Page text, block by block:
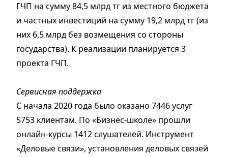
ГЧП на сумму 84,5 млрд тг из местного бюджета
и частных инвестиций на сумму 19,2 млрд тг (из
них 6,5 млрд без возмещения со стороны
государства). К реализации планируется 3
проекта ГЧП.
Сервисная поддержка
С начала 2020 года было оказано 7446 услуг
5753 клиентам. По «Бизнес-школе» прошли
онлайн-курсы 1412 слушателей. Инструмент
«Деловые связи», установления деловых связей